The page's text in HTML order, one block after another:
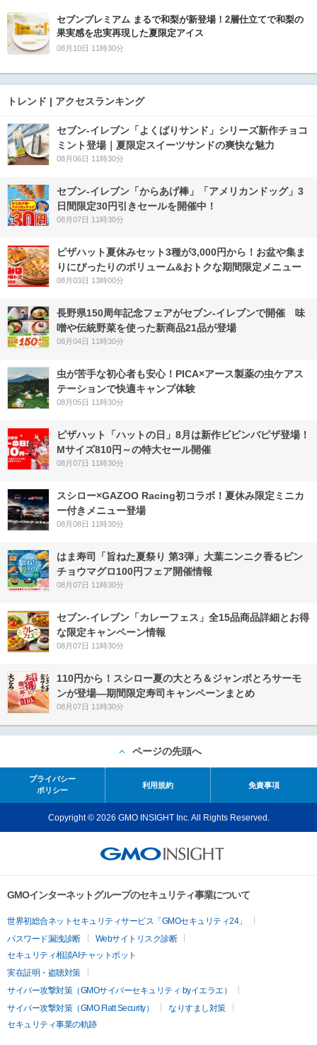
セブンプレミアム まるで和梨が新登場！2層仕立てで和梨の
果実感を忠実再現した夏限定アイス
08月10日 11時30分
トレンド | アクセスランキング
セブン‐イレブン「よくばりサンド」シリーズ新作チョコ
ミント登場｜夏限定スイーツサンドの爽快な魅力
08月06日 11時30分
セブン‐イレブン「からあげ棒」「アメリカンドッグ」3
日間限定30円引きセールを開催中！
08月07日 11時30分
ピザハット夏休みセット3種が3,000円から！お盆や集ま
りにぴったりのボリューム&おトクな期間限定メニュー
08月03日 13時00分
長野県150周年記念フェアがセブン-イレブンで開催 味
噌や伝統野菜を使った新商品21品が登場
08月04日 11時30分
虫が苦手な初心者も安心！PICA×アース製薬の虫ケアス
テーションで快適キャンプ体験
08月05日 11時30分
ピザハット「ハットの日」8月は新作ビビンバピザ登場！
Mサイズ810円～の特大セール開催
08月07日 11時30分
スシロー×GAZOO Racing初コラボ！夏休み限定ミニカ
ー付きメニュー登場
08月08日 11時30分
はま寿司「旨ねた夏祭り 第3弾」大葉ニンニク香るビン
チョウマグロ100円フェア開催情報
08月07日 11時30分
セブン‐イレブン「カレーフェス」全15品商品詳細とお得
な限定キャンペーン情報
08月07日 11時30分
110円から！スシロー夏の大とろ＆ジャンボとろサーモ
ンが登場―期間限定寿司キャンペーンまとめ
08月07日 11時30分
ページの先頭へ
プライバシー
ポリシー
利用規約 免責事項
Copyright © 2026 GMO INSIGHT Inc. All Rights Reserved.
GMOインターネットグループのセキュリティ事業について
世界初総合ネットセキュリティサービス「GMOセキュリティ24」
パスワード漏洩診断
Webサイトリスク診断
セキュリティ相談AIチャットボット
実在証明・盗聴対策
サイバー攻撃対策（GMOサイバーセキュリティ byイエラエ）
サイバー攻撃対策（GMO Flatt Security）
なりすまし対策
セキュリティ事業の軌跡